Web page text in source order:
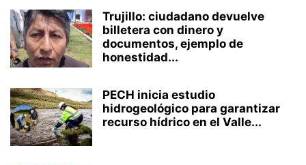
Trujillo: ciudadano devuelve
billetera con dinero y
documentos, ejemplo de
honestidad...
PECH inicia estudio
hidrogeológico para garantizar
recurso hídrico en el Valle...